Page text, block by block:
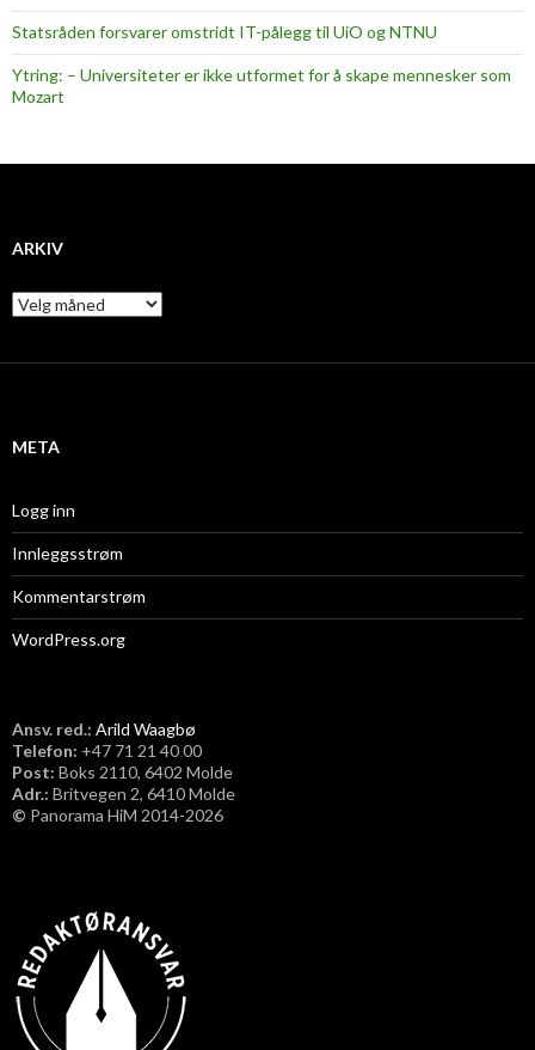
Statsråden forsvarer omstridt IT-pålegg til UiO og NTNU
Ytring: – Universiteter er ikke utformet for å skape mennesker som
Mozart
ARKIV
A
r
i
META
Logg inn
Innleggsstrøm
Kommentarstrøm
WordPress.org
Ansv. red.: Arild Waagbø
Telefon: ​+47 71 21 40 00
Post: Boks 2110, 6402 Molde
Adr.: Britvegen 2, 6410 Molde
© Panorama HiM 2014-2026